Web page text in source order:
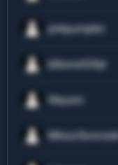
pinkpumpkin
killzone559pl
Wayzen
Milosz.Boreczek